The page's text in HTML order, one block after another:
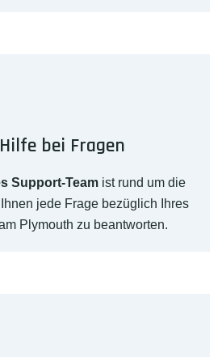
bei Fragen
Support-Teamist rund um die
jede Frage bezüglich Ihres
Plymouth zu beantworten.